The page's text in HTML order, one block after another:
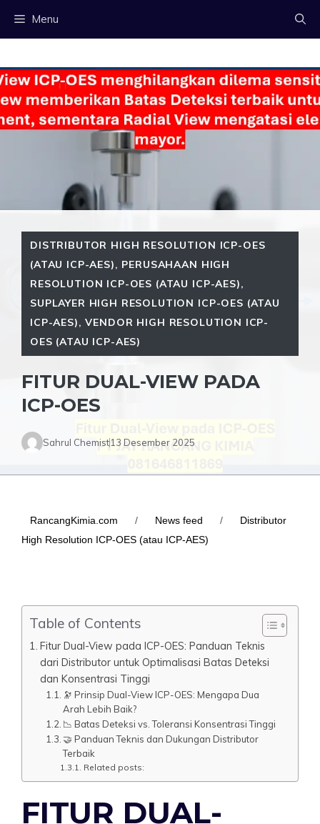
Menu
DISTRIBUTOR HIGH RESOLUTION ICP-OES
(ATAU ICP-AES), PERUSAHAAN HIGH
RESOLUTION ICP-OES (ATAU ICP-AES),
SUPLAYER HIGH RESOLUTION ICP-OES (ATAU
ICP-AES),VENDOR HIGH RESOLUTION ICP-
OES (ATAU ICP-AES)
FITUR DUAL-VIEW PADA
ICP-OES
Sahrul Chemist13 Desember 2025
RancangKimia.com / News feed /
Distributor
High Resolution ICP-OES (atau ICP-AES)
Table of Contents
Fitur Dual-View pada ICP-OES: Panduan Teknis
dari Distributor untuk Optimalisasi Batas Deteksi
dan Konsentrasi Tinggi
🔭 Prinsip Dual-View ICP-OES: Mengapa Dua
Arah Lebih Baik?
📉 Batas Deteksi vs. Toleransi Konsentrasi Tinggi
🤝 Panduan Teknis dan Dukungan Distributor
Terbaik
Related posts:
FITUR DUAL-